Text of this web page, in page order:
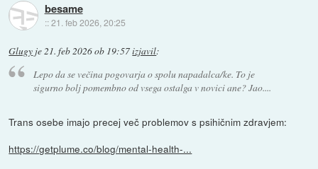
besame
::21. feb 2026, 20:25
Glugy je21. feb 2026 ob 19:57izjavil:
Lepo da se večina pogovarja o spolu napadalca/ke. To je
sigurno bolj pomembno od vsega ostalga v novici ane? Jao....
Trans osebe imajo precej več problemov s psihičnim zdravjem:
https://getplume.co/blog/mental-health-...